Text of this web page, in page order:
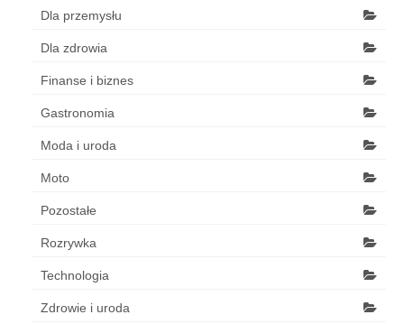
Dla przemysłu
Dla zdrowia
Finanse i biznes
Gastronomia
Moda i uroda
Moto
Pozostałe
Rozrywka
Technologia
Zdrowie i uroda